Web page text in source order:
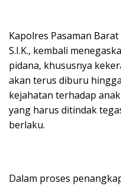
Kapolres Pasaman
S.I.K., kembali
pidana, khususnya
akan terus diburu
kejahatan terhadap
yang harus ditindak
berlaku.
Dalam proses